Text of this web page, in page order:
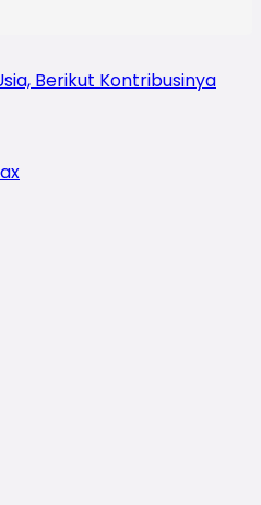
Berikut Kontribusinya